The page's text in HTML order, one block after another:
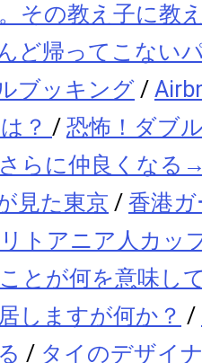
その教え子に教
ど帰ってこない
ブッキング /
？ / 恐怖！ダブ
らに仲良くなる
見た東京 / 香港
トアニア人カッ
とが何を意味し
しますが何か？ /
/ タイのデザイ